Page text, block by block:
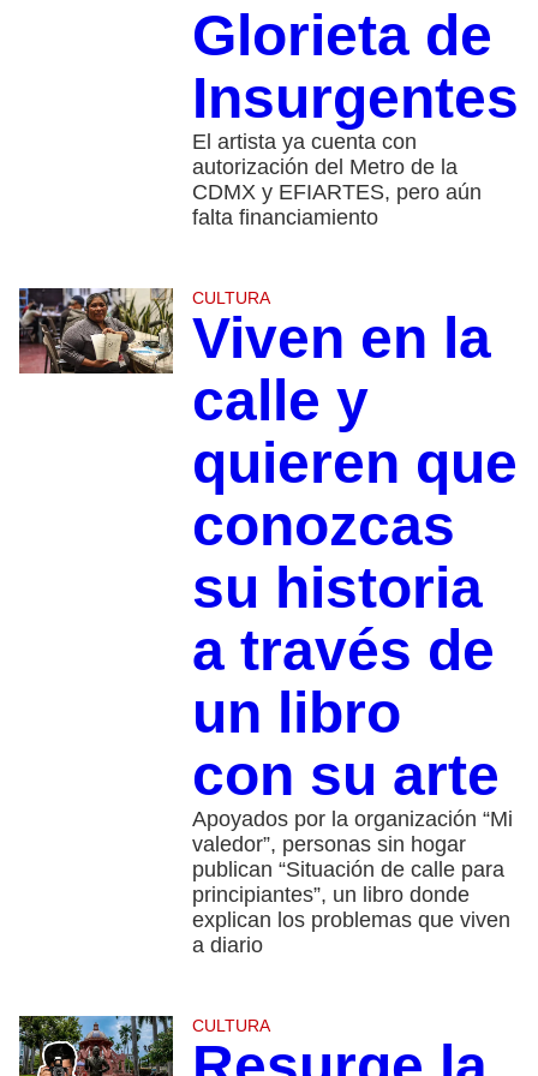
Glorieta de
Insurgentes
El artista ya cuenta con
autorización del Metro de la
CDMX y EFIARTES, pero aún
falta financiamiento
CULTURA
Viven en la
calle y
quieren que
conozcas
su historia
a través de
un libro
con su arte
Apoyados por la organización “Mi
valedor”, personas sin hogar
publican “Situación de calle para
principiantes”, un libro donde
explican los problemas que viven
a diario
CULTURA